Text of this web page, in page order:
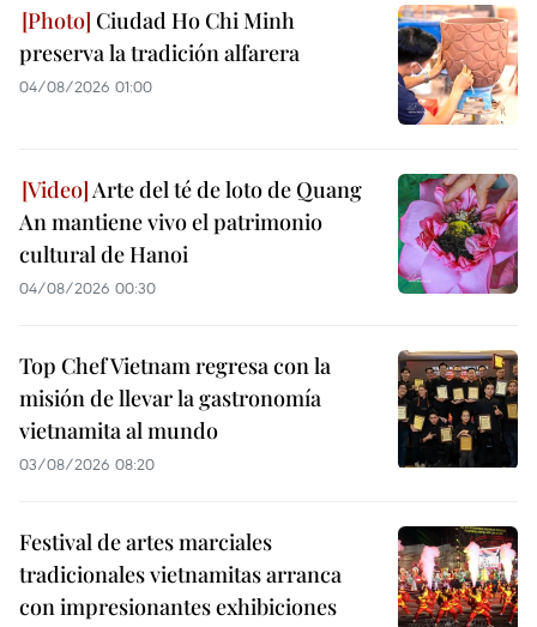
Ciudad Ho Chi Minh
preserva la tradición alfarera
04/08/2026 01:00
Arte del té de loto de Quang
An mantiene vivo el patrimonio
cultural de Hanoi
04/08/2026 00:30
Top Chef Vietnam regresa con la
misión de llevar la gastronomía
vietnamita al mundo
03/08/2026 08:20
Festival de artes marciales
tradicionales vietnamitas arranca
con impresionantes exhibiciones